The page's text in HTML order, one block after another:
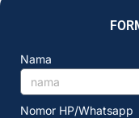
Nama
Nomor HP/Whatsapp